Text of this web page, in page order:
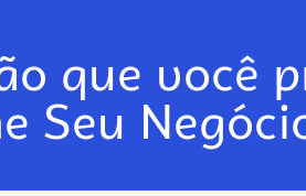
que você
Seu